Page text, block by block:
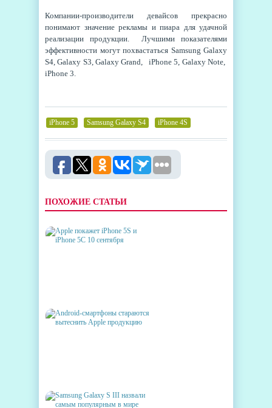
Компании-производители девайсов прекрасно
понимают значение рекламы и пиара для удачной
реализации продукции. Лучшими показателями
эффективности могут похвастаться Samsung Galaxy
S4, Galaxy S3, Galaxy Grand, iPhone 5, Galaxy Note,
iPhone 3.
iPhone 5 Samsung Galaxy S4 iPhone 4S
ПОХОЖИЕ СТАТЬИ